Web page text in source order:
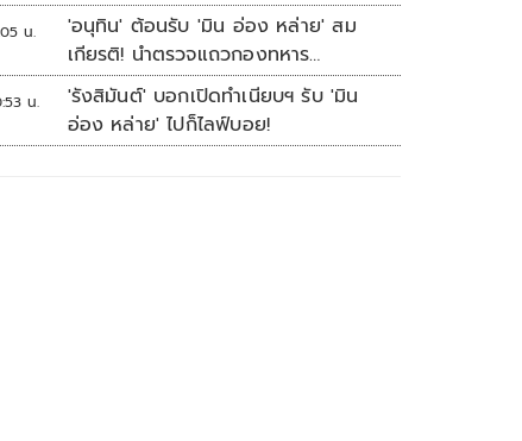
น.
'อนุทิน' ต้อนรับ 'มิน อ่อง หล่าย' สม
เกียรติ! นำตรวจแถวกองทหาร
เกียรติยศ
น.
'รังสิมันต์' บอกเปิดทำเนียบฯ รับ 'มิน
อ่อง หล่าย' ไปก็ไลฟ์บอย!